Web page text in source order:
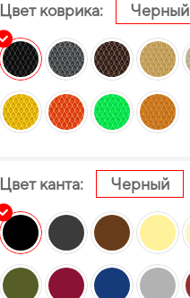
Цвет коврика: Черный
Цвет канта: Черный